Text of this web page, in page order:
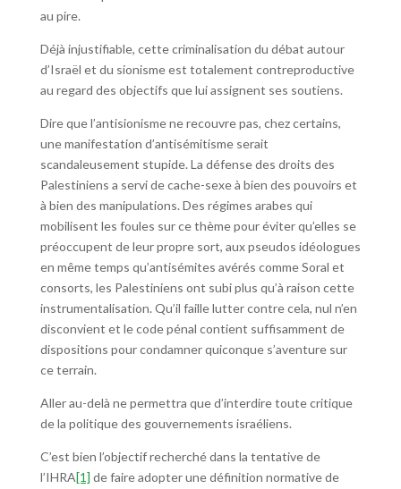
au pire.
Déjà injustifiable, cette criminalisation du débat autour
d’Israël et du sionisme est totalement contreproductive
au regard des objectifs que lui assignent ses soutiens.
Dire que l’antisionisme ne recouvre pas, chez certains,
une manifestation d’antisémitisme serait
scandaleusement stupide. La défense des droits des
Palestiniens a servi de cache-sexe à bien des pouvoirs et
à bien des manipulations. Des régimes arabes qui
mobilisent les foules sur ce thème pour éviter qu’elles se
préoccupent de leur propre sort, aux pseudos idéologues
en même temps qu’antisémites avérés comme Soral et
consorts, les Palestiniens ont subi plus qu’à raison cette
instrumentalisation. Qu’il faille lutter contre cela, nul n’en
disconvient et le code pénal contient suffisamment de
dispositions pour condamner quiconque s’aventure sur
ce terrain.
Aller au-delà ne permettra que d’interdire toute critique
de la politique des gouvernements israéliens.
C’est bien l’objectif recherché dans la tentative de
l’IHRA[1] de faire adopter une définition normative de